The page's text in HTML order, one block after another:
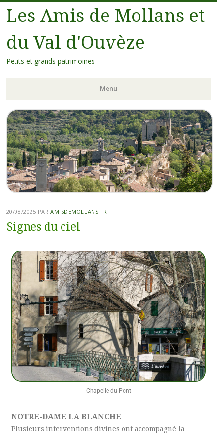
Les Amis de Mollans et
du Val d'Ouvèze
Petits et grands patrimoines
Menu
20/08/2025 PARAMISDEMOLLANS.FR
Signes du ciel
Chapelle du Pont
NOTRE-DAME LA BLANCHE
Plusieurs interventions divines ont accompagné la